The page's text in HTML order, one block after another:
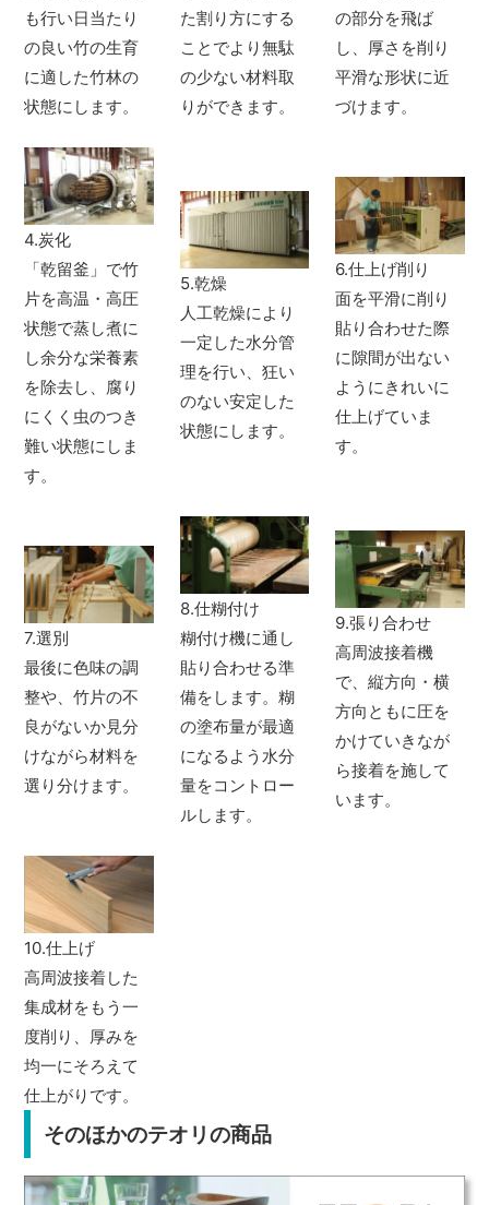
も行い日当たり
の良い竹の生育
に適した竹林の
状態にします。
た割り方にする
ことでより無駄
の少ない材料取
りができます。
の部分を飛ば
し、厚さを削り
平滑な形状に近
づけます。
4.炭化
「乾留釜」で竹
片を高温・高圧
状態で蒸し煮に
し余分な栄養素
を除去し、腐り
にくく虫のつき
難い状態にしま
す。
5.乾燥
人工乾燥により
一定した水分管
理を行い、狂い
のない安定した
状態にします。
6.仕上げ削り
面を平滑に削り
貼り合わせた際
に隙間が出ない
ようにきれいに
仕上げていま
す。
7.選別
最後に色味の調
整や、竹片の不
良がないか見分
けながら材料を
選り分けます。
8.仕糊付け
糊付け機に通し
貼り合わせる準
備をします。糊
の塗布量が最適
になるよう水分
量をコントロー
ルします。
9.張り合わせ
高周波接着機
で、縦方向・横
方向ともに圧を
かけていきなが
ら接着を施して
います。
10.仕上げ
高周波接着した
集成材をもう一
度削り、厚みを
均一にそろえて
仕上がりです。
そのほかのテオリの商品